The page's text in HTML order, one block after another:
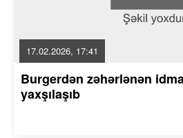
17.02.2026, 17:41
Burgerdən zəhərlənən
yaxşılaşıb